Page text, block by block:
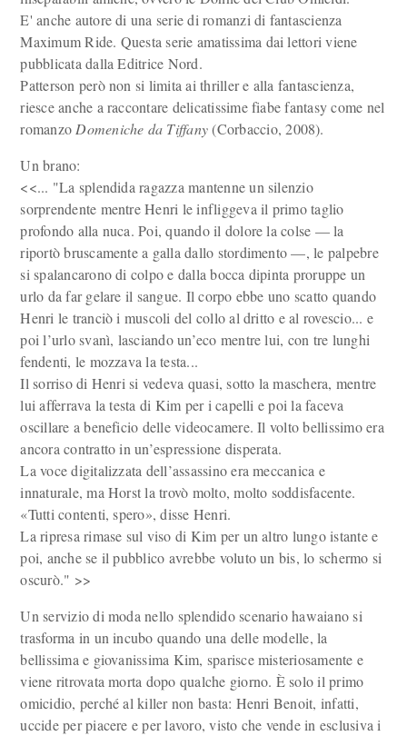
E' anche autore di una serie di romanzi di fantascienza
Maximum Ride. Questa serie amatissima dai lettori viene
pubblicata dalla Editrice Nord.
Patterson però non si limita ai thriller e alla fantascienza,
riesce anche a raccontare delicatissime fiabe fantasy come nel
romanzo Domeniche da Tiffany(Corbaccio, 2008).
Un brano:
<<... "La splendida ragazza mantenne un silenzio
sorprendente mentre Henri le infliggeva il primo taglio
profondo alla nuca. Poi, quando il dolore la colse — la
riportò bruscamente a galla dallo stordimento —, le palpebre
si spalancarono di colpo e dalla bocca dipinta proruppe un
urlo da far gelare il sangue. Il corpo ebbe uno scatto quando
Henri le tranciò i muscoli del collo al dritto e al rovescio... e
poi l’urlo svanì, lasciando un’eco mentre lui, con tre lunghi
fendenti, le mozzava la testa...
Il sorriso di Henri si vedeva quasi, sotto la maschera, mentre
lui afferrava la testa di Kim per i capelli e poi la faceva
oscillare a beneficio delle videocamere. Il volto bellissimo era
ancora contratto in un’espressione disperata.
La voce digitalizzata dell’assassino era meccanica e
innaturale, ma Horst la trovò molto, molto soddisfacente.
«Tutti contenti, spero», disse Henri.
La ripresa rimase sul viso di Kim per un altro lungo istante e
poi, anche se il pubblico avrebbe voluto un bis, lo schermo si
oscurò." >>
Un servizio di moda nello splendido scenario hawaiano si
trasforma in un incubo quando una delle modelle, la
bellissima e giovanissima Kim, sparisce misteriosamente e
viene ritrovata morta dopo qualche giorno. È solo il primo
omicidio, perché al killer non basta: Henri Benoit, infatti,
uccide per piacere e per lavoro, visto che vende in esclusiva i